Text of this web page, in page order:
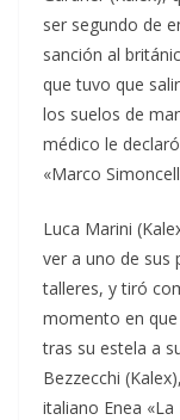
ser segundo de
sanción al
que tuvo que
los suelos de
médico le
«Marco
Luca Marini
ver a uno de sus
talleres, y tiró
momento en
tras su estela a
Bezzecchi
italiano Enea